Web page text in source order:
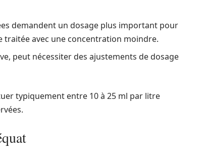
demandent un dosage plus important pour
traitée avec une concentration moindre.
peut nécessiter des ajustements de dosage
typiquement entre 10 à 25 ml par litre